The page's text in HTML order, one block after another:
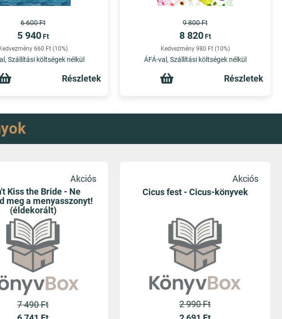
6 600 Ft
5 940 Ft
Kedvezmény 660 Ft (10%)
Szállítási költségek nélkül
Részletek
9 800 Ft
8 820 Ft
Kedvezmény 980 Ft (10%)
ÁFÁ-val, Szállítási költségek nélkül
Részletek
Kiss the Bride - Ne
meg a menyasszonyt!
(éldekorált)
Akciós
7 490 Ft
Cicus fest - Cicus-könyvek
Akciós
2 990 Ft